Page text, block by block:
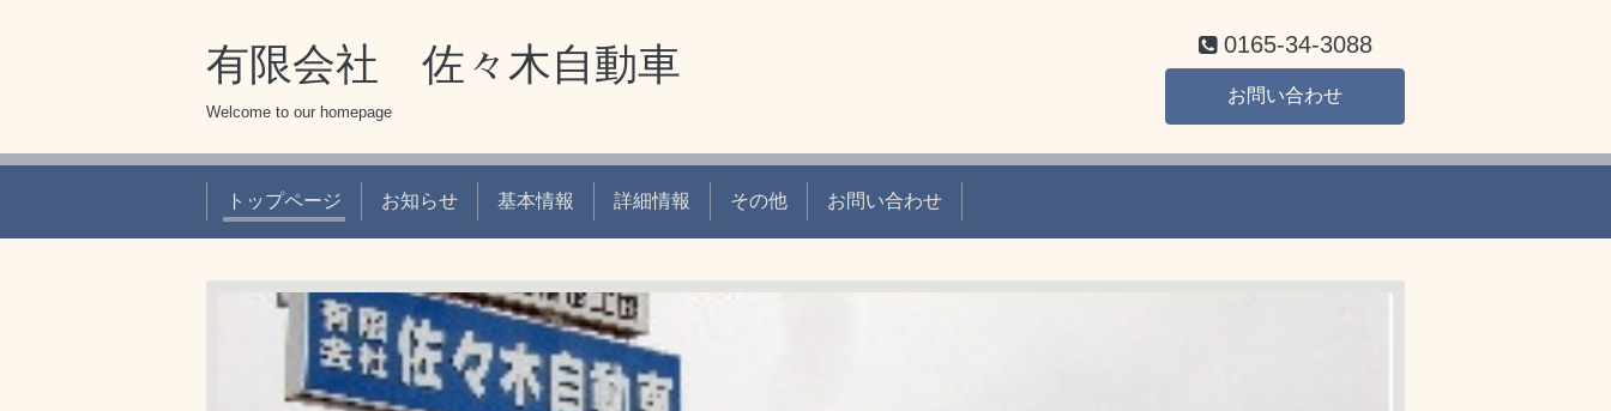
有限会社 佐々木自動車
Welcome to our homepage
0165-34-3088
お問い合わせ
トップページ お知らせ 基本情報 詳細情報 その他 お問い合わせ